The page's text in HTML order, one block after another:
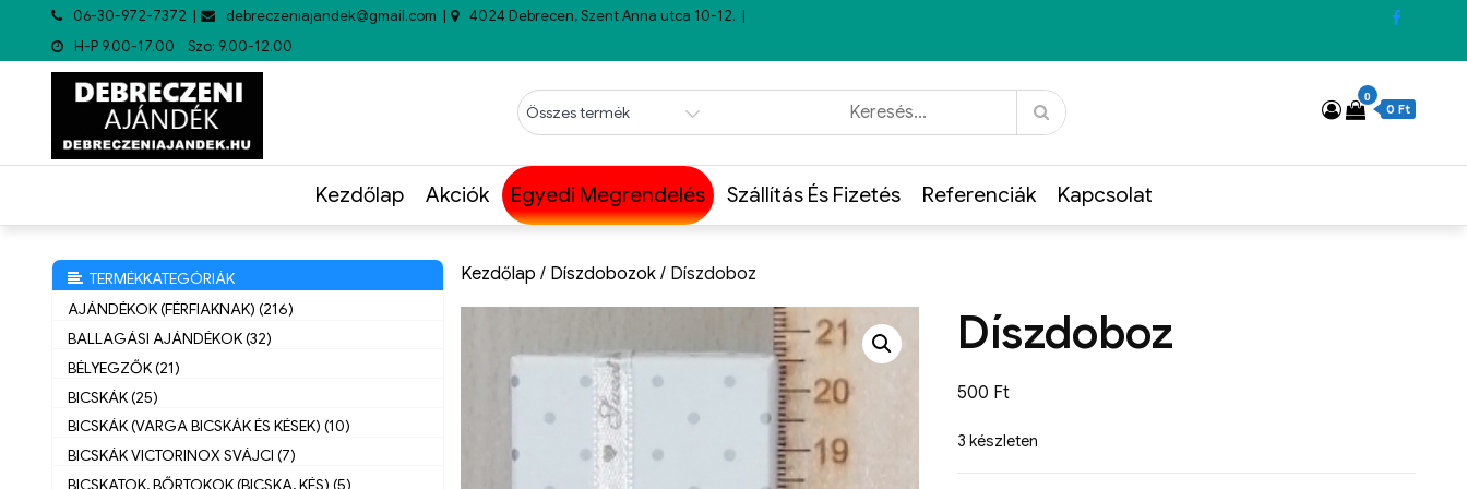
06-30-972-7372 debreczeniajandek@gmail.com
4024 Debrecen, Szent Anna utca 10-12.
H-P 9.00-17.00 Szo: 9.00-12.00
0
0 Ft
Kezdőlap Akciók Egyedi Megrendelés Szállítás És Fizetés Referenciák Kapcsolat
Kezdőlap / Díszdobozok / Díszdoboz
Díszdoboz
500 Ft
3 készleten
TERMÉKKATEGÓRIÁK
AJÁNDÉKOK (FÉRFIAKNAK) (216)
BALLAGÁSI AJÁNDÉKOK (32)
BÉLYEGZŐK (21)
BICSKÁK (25)
BICSKÁK (VARGA BICSKÁK ÉS KÉSEK) (10)
BICSKÁK VICTORINOX SVÁJCI (7)
BICSKATOK, BŐRTOKOK (BICSKA, KÉS) (5)